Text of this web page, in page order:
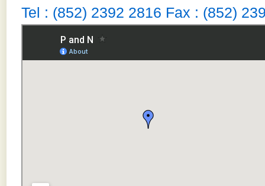
Tel : (852) 2392 2816 Fax : (852)